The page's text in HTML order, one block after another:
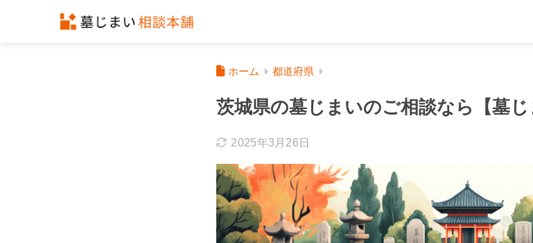
ホーム 都道府県
茨城県の墓じまいのご相談なら【墓じ
2025年3月26日